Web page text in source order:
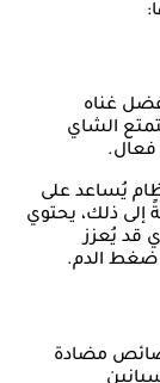
غناه
الشاي
فعال.
يُساعد على
ذلك، يحتوي
قد يُعزز
ضغط الدم.
مضادة